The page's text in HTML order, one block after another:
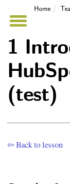
Home
1
(test)
⇦ Back to lesson